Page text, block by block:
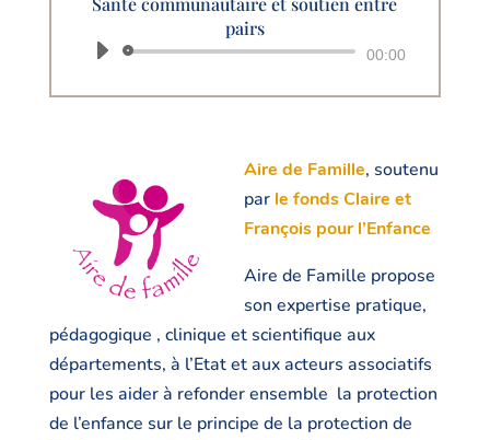
pairs
Lecteur
00:00
Aire de Famille, soutenu
par le fonds Claire et
François pour l’Enfance
Aire de Famille propose
son expertise pratique,
pédagogique , clinique et scientifique aux
départements, à l’Etat et aux acteurs associatifs
pour les aider à refonder ensemble la protection
de l’enfance sur le principe de la protection de